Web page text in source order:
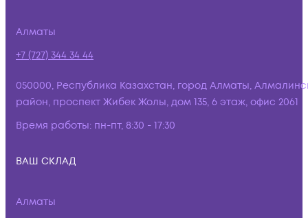
Алматы
+7 (727) 344 34 44
050000, Республика Казахстан, город Алматы,
район, проспект Жибек Жолы, дом 135, 6 этаж, офис 2061
Время работы: пн-пт, 8:30 - 17:30
ВАШ СКЛАД
Алматы